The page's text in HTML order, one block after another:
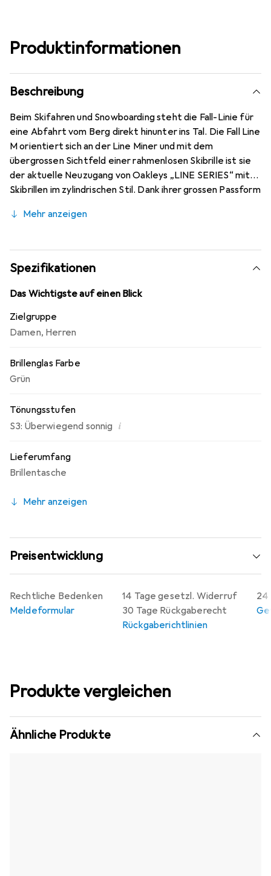
Produktinformationen
Beschreibung
Beim Skifahren und Snowboarding steht die Fall-Linie für
eine Abfahrt vom Berg direkt hinunter ins Tal. Die Fall Line
M orientiert sich an der Line Miner und mit dem
übergrossen Sichtfeld einer rahmenlosen Skibrille ist sie
der aktuelle Neuzugang von Oakleys „LINE SERIES“ mit
Skibrillen im zylindrischen Stil. Dank ihrer grossen Passform
Gesichtsformen geeignet und lässt sich perfekt mit den
Ridgelock-Technologie lässt sich das Glas schnell und
einfach tauschen, und eine Rundumdichtung schützt die
Skibrille vor Witterungseinflüssen.
Mehr anzeigen
Spezifikationen
Das Wichtigste auf einen Blick
Zielgruppe
Damen, Herren
Brillenglas Farbe
Grün
Tönungsstufen
S3: Überwiegend sonnig i
Lieferumfang
Brillentasche
Mehr anzeigen
Preisentwicklung
14 Tage gesetzl. Widerruf
30 Tage Rückgaberecht
Rückgaberichtlinien
24
Rechtliche Bedenken
Meldeformular
Produkte vergleichen
Ähnliche Produkte